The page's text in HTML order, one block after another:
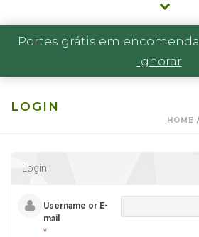
Portes grátis em
Ignorar
LOGIN
HOME /
Login
Username or E-
mail
*